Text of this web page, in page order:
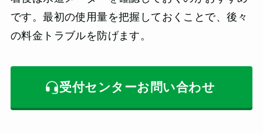
です。最初の使用量を把握しておくことで、後々
の料金トラブルを防げます。
受付センターお問い合わせ